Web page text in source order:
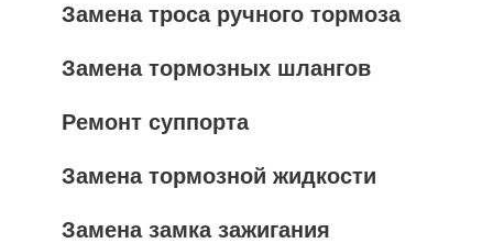
Замена троса ручного тормоза
Замена тормозных шлангов
Ремонт суппорта
Замена тормозной жидкости
Замена замка зажигания